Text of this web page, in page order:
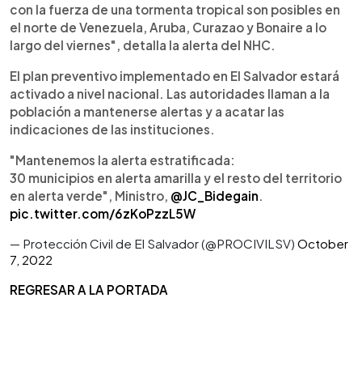
con la fuerza de una tormenta tropical son posibles en
el norte de Venezuela, Aruba, Curazao y Bonaire a lo
largo del viernes", detalla la alerta del NHC.
El plan preventivo implementado en El Salvador estará
activado a nivel nacional. Las autoridades llaman a la
población a mantenerse alertas y a acatar las
indicaciones de las instituciones.
"Mantenemos la alerta estratificada:
30 municipios en alerta amarilla y el resto del territorio
en alerta verde", Ministro, @JC_Bidegain.
pic.twitter.com/6zKoPzzL5W
— Protección Civil de El Salvador (@PROCIVILSV) October
7, 2022
REGRESAR A LA PORTADA